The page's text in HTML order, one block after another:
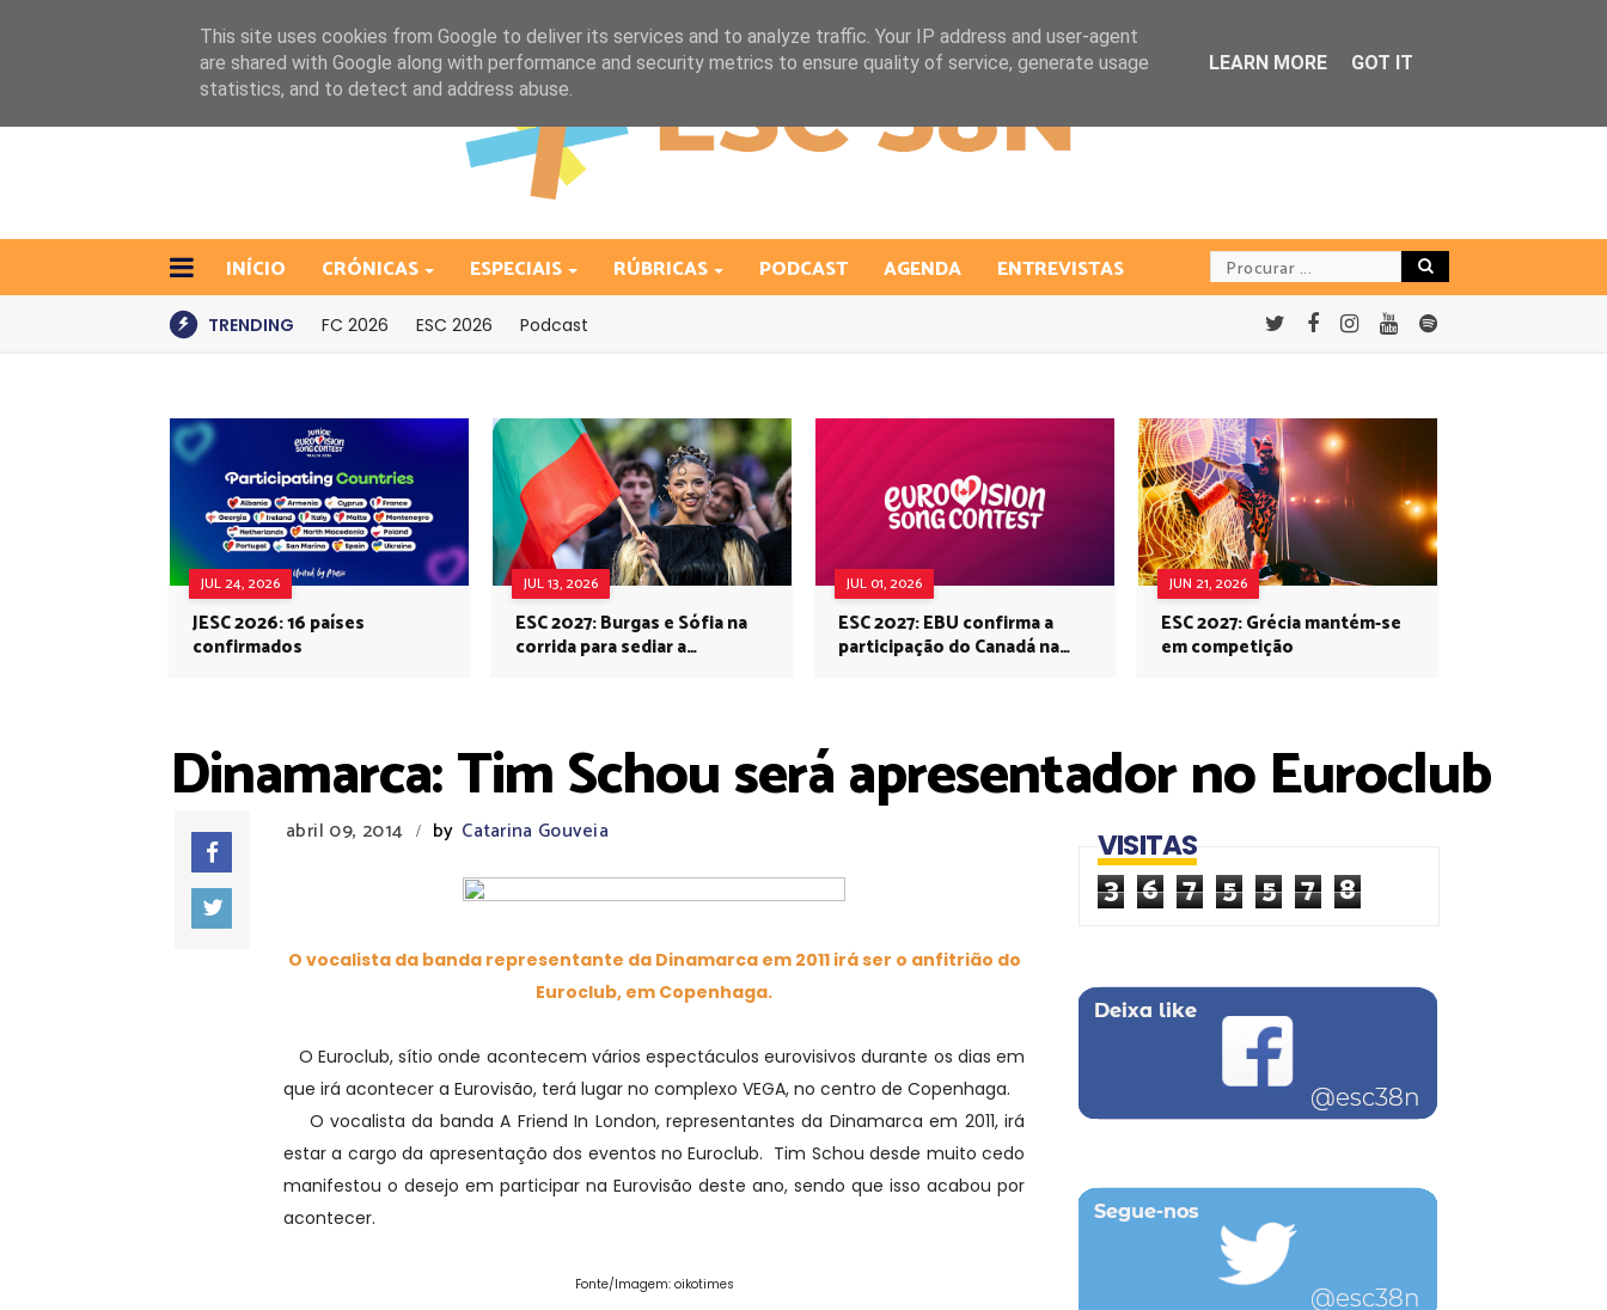
INÍCIO CRÓNICAS ESPECIAIS RÚBRICAS PODCAST AGENDA ENTREVISTAS
TRENDING FC 2026 ESC 2026 Podcast
JUL 24, 2026
JESC 2026: 16 países
confirmados
JUL 13, 2026
ESC 2027: Burgas e Sófia na
corrida para sediar a
JUL 01, 2026
ESC 2027: EBU confirma a
participação do Canadá na
JUN 21, 2026
ESC 2027: Grécia mantém-se
em competição
Dinamarca: Tim Schou será apresentador no Euroclub
abril 09, 2014 / by Catarina Gouveia
O vocalista da banda representante da Dinamarca em 2011 irá ser o anfitrião do
Euroclub, em Copenhaga.
O Euroclub, sítio onde acontecem vários espectáculos eurovisivos durante os dias em
que irá acontecer a Eurovisão, terá lugar no complexo VEGA, no centro de Copenhaga.
O vocalista da banda A Friend In London, representantes da Dinamarca em 2011, irá
estar a cargo da apresentação dos eventos no Euroclub. Tim Schou desde muito cedo
manifestou o desejo em participar na Eurovisão deste ano, sendo que isso acabou por
acontecer.
Fonte/Imagem: oikotimes
VISITAS
3 6 7 5 5 7 8
This site uses cookies from Google to deliver its services and to analyze traffic. Your IP address and user-agent
are shared with Google along with performance and security metrics to ensure quality of service, generate usage
statistics, and to detect and address abuse.
LEARN MORE GOT IT